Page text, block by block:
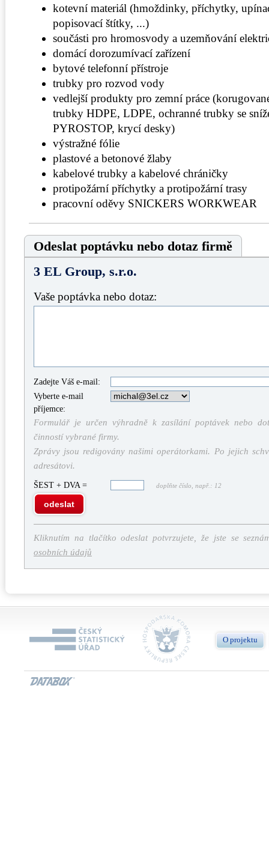
kotevní materiál (hmoždinky, příchytky,
popisovací štítky, ...)
součásti pro hromosvody a uzemňování
domácí dorozumívací zařízení
bytové telefonní přístroje
trubky pro rozvod vody
vedlejší produkty pro zemní práce
trubky HDPE, LDPE, ochranné trubky se
PYROSTOP, krycí desky)
výstražné fólie
plastové a betonové žlaby
kabelové trubky a kabelové chráničky
protipožární příchytky a protipožární trasy
pracovní oděvy SNICKERS WORKWEAR
Odeslat poptávku nebo dotaz firmě
3 EL Group, s.r.o.
Vaše poptávka nebo dotaz:
Zadejte Váš e-mail:
Vyberte e-mail
příjemce:
Formulář je určen výhradně k zasílání poptávek nebo
činností vybrané firmy.
Zprávy jsou redigovány našimi operátorkami. Po jejich
adresátovi.
ŠEST + DVA = doplňte číslo, např.: 12
odeslat
Kliknutím na tlačítko odeslat potvrzujete, že jste se
osobních údajů
O projektu